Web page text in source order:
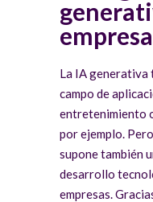
La IA generativa
campo de
entretenimiento
por ejemplo.
supone también
desarrollo
empresas.